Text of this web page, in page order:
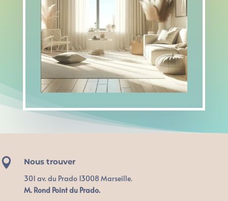

Nous trouver
301 av. du Prado 13008 Marseille.
M. Rond Point du Prado.